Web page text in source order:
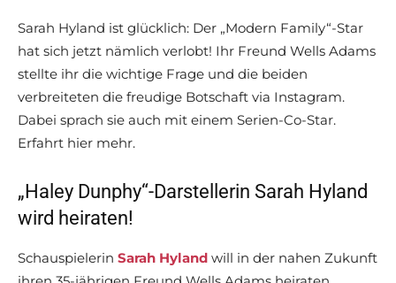
Sarah Hyland ist glücklich: Der „Modern Family“-Star
hat sich jetzt nämlich verlobt! Ihr Freund Wells Adams
stellte ihr die wichtige Frage und die beiden
verbreiteten die freudige Botschaft via Instagram.
Dabei sprach sie auch mit einem Serien-Co-Star.
Erfahrt hier mehr.
„Haley Dunphy“-Darstellerin Sarah Hyland
wird heiraten!
Schauspielerin Sarah Hyland will in der nahen Zukunft